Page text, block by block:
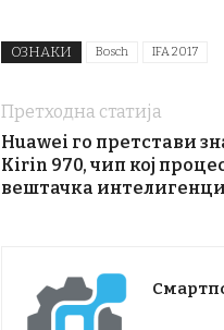
ОЗНАКИ Bosch IFA 2017
Претходна статија
Huawei го претстави
Kirin 970, чип кој
вештачка